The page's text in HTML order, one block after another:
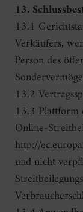
13.
13.1
Verkäufers,
Person des
13.2
13.3 Plattform
Online-
http://
und nicht